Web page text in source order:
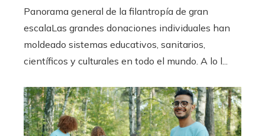
Panorama general de la filantropía de gran
escalaLas grandes donaciones individuales han
moldeado sistemas educativos, sanitarios,
científicos y culturales en todo el mundo. A lo l...